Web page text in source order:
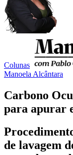
Colunas
Manoela Alcântara
Carbono
para apurar
de lavagem